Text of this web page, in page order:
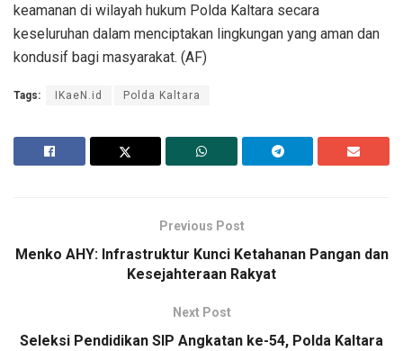
keamanan di wilayah hukum Polda Kaltara secara
keseluruhan dalam menciptakan lingkungan yang aman dan
kondusif bagi masyarakat. (AF)
Tags: IKaeN.id Polda Kaltara
Previous Post
Menko AHY: Infrastruktur Kunci Ketahanan Pangan dan
Kesejahteraan Rakyat
Next Post
Seleksi Pendidikan SIP Angkatan ke-54, Polda Kaltara